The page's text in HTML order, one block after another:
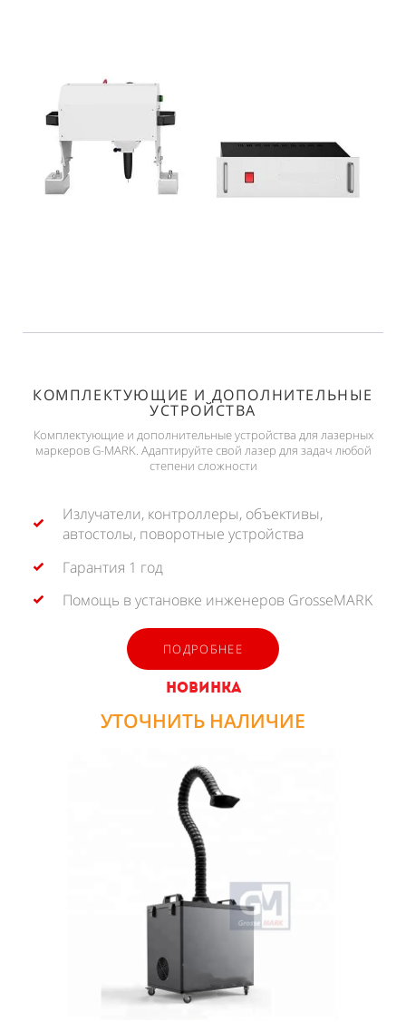
КОМПЛЕКТУЮЩИЕ И ДОПОЛНИТЕЛЬНЫЕ
УСТРОЙСТВА
Комплектующие и дополнительные устройства для лазерных
маркеров G-MARK. Адаптируйте свой лазер для задач любой
степени сложности
Излучатели, контроллеры, объективы,
автостолы, поворотные устройства
Гарантия 1 год
Помощь в установке инженеров GrosseMARK
ПОДРОБНЕЕ
НОВИНКА
УТОЧНИТЬ НАЛИЧИЕ